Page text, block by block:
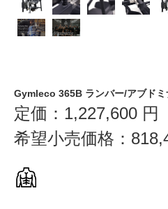
Gymleco 365B ランバー/アブドミ
定価： 1,227,600 円
希望小売価格：